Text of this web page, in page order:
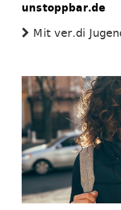
unstoppbar.de
Mit ver.di